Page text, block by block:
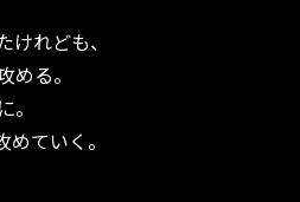
れども、
める。
ていく。